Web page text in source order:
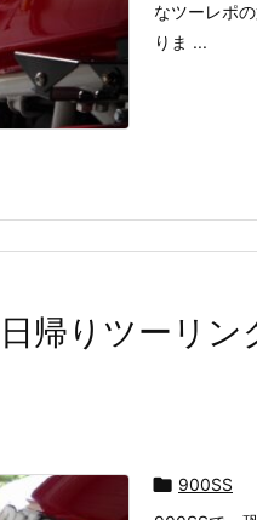
なツーレポ
りま ...
帰りツーリン
 900SS